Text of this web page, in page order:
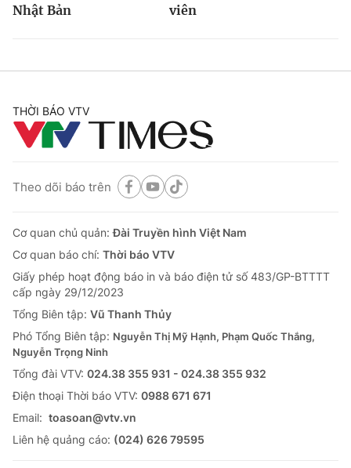
Nhật Bản
viên
THỜI BÁO VTV
Theo dõi báo trên
Cơ quan chủ quản:Đài Truyền hình Việt Nam
Cơ quan báo chí: Thời báo VTV
Giấy phép hoạt động báo in và báo điện tử số 483/GP-BTTTT
cấp ngày 29/12/2023
Tổng Biên tập: Vũ Thanh Thủy
Phó Tổng Biên tập: Nguyễn Thị Mỹ Hạnh, Phạm Quốc Thắng,
Nguyễn Trọng Ninh
Tổng đài VTV: 024.38 355 931 - 024.38 355 932
Ðiện thoại Thời báo VTV: 0988 671 671
Email: toasoan@vtv.vn
Liên hệ quảng cáo: (024) 626 79595